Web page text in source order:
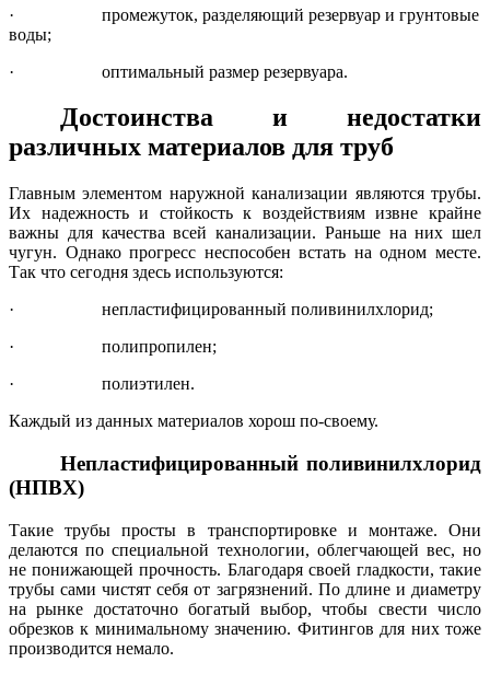
·
промежуток, разделяющий резервуар и грунтовые
воды;
·
оптимальный размер резервуара.
Достоинства и недостатки
различных материалов для труб
Главным элементом наружной канализации являются трубы.
Их надежность и стойкость к воздействиям извне крайне
важны для качества всей канализации. Раньше на них шел
чугун. Однако прогресс неспособен встать на одном месте.
Так что сегодня здесь используются:
·
непластифицированный поливинилхлорид;
·
полипропилен;
·
полиэтилен.
Каждый из данных материалов хорош по-своему.
Непластифицированный поливинилхлорид
(НПВХ)
Такие трубы просты в транспортировке и монтаже. Они
делаются по специальной технологии, облегчающей вес, но
не понижающей прочность. Благодаря своей гладкости, такие
трубы сами чистят себя от загрязнений. По длине и диаметру
на рынке достаточно богатый выбор, чтобы свести число
обрезков к минимальному значению. Фитингов для них тоже
производится немало.